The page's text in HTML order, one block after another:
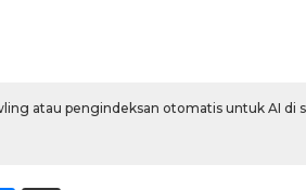
atau pengindeksan otomatis untuk AI di